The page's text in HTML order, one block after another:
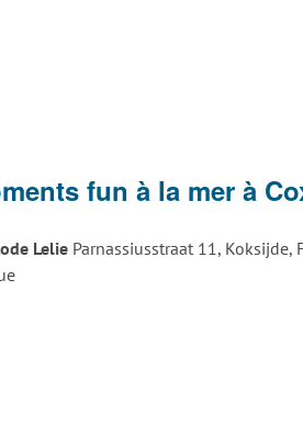
fun à la mer à
Lelie Parnassiusstraat 11, Koksijde,